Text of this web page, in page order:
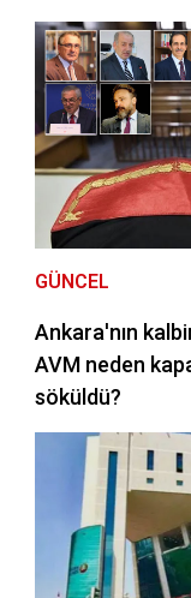
GÜNCEL
Ankara'nın
AVM neden
söküldü?